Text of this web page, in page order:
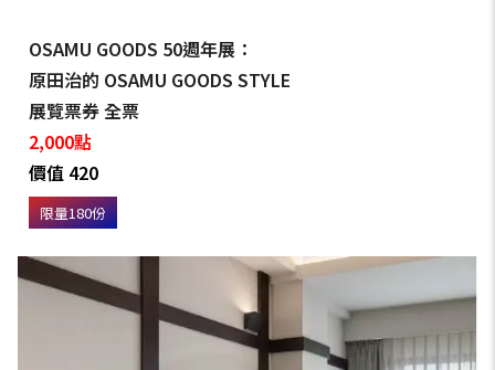
OSAMU GOODS 50週年展：
原田治的 OSAMU GOODS STYLE
展覽票券 全票
2,000點
價值 420
限量180份